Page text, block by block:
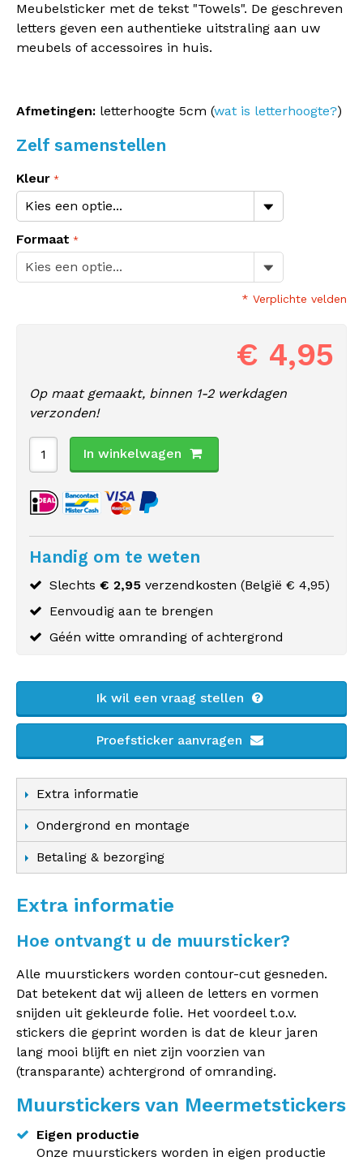
Meubelsticker met de tekst "Towels". De geschreven
letters geven een authentieke uitstraling aan uw
meubels of accessoires in huis.
Afmetingen: letterhoogte 5cm (wat is letterhoogte?)
Zelf samenstellen
Kleur
Formaat
* Verplichte velden
€ 4,95
Op maat gemaakt, binnen 1-2 werkdagen
verzonden!
In winkelwagen
Handig om te weten
Slechts € 2,95 verzendkosten (België € 4,95)
Eenvoudig aan te brengen
Géén witte omranding of achtergrond
Ik wil een vraag stellen
Proefsticker aanvragen
Extra informatie
Ondergrond en montage
Betaling & bezorging
Extra informatie
Hoe ontvangt u de muursticker?
Alle muurstickers worden contour-cut gesneden.
Dat betekent dat wij alleen de letters en vormen
snijden uit gekleurde folie. Het voordeel t.o.v.
stickers die geprint worden is dat de kleur jaren
lang mooi blijft en niet zijn voorzien van
(transparante) achtergrond of omranding.
Muurstickers van Meermetstickers
Eigen productie
Onze muurstickers worden in eigen productie